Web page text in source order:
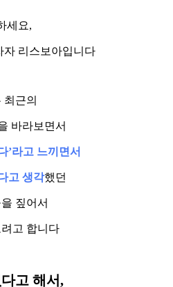
세요,
자 리스보아입니다
최근의
바라보면서
’라고 느끼면서
고 생각했던
짚어서
고 합니다
고 해서,